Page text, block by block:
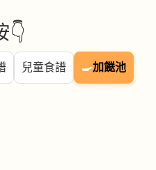
👇
兒童食譜 🍳加餸池